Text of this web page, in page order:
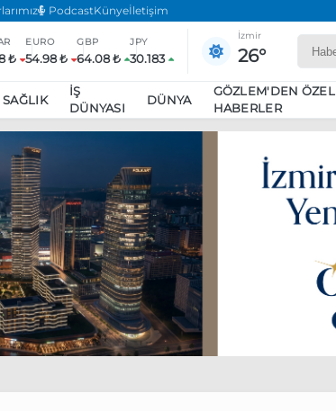
PodcastKünyeİletişim
₺
EURO
54.98 ₺
GBP
64.08 ₺
JPY
30.183
İzmir
26°
SAĞLIK
İŞ
DÜNYASI
DÜNYA
GÖZLEM'DEN ÖZEL
HABERLER
Özel, Ekrem İmamoğlu’nu ziyaret edecek
Boykot